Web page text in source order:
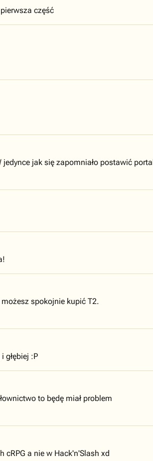
część
jak się zapomniało postawić
spokojnie kupić T2.
głębiej :P
to będę miał problem
a nie w Hack'n'Slash xd